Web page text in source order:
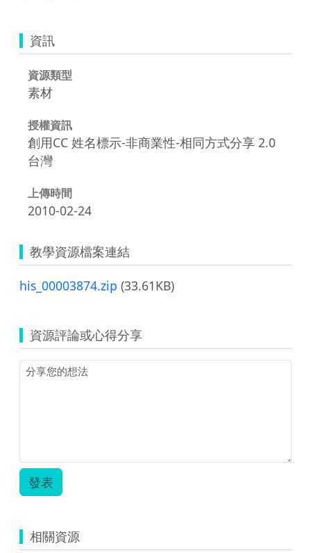
資訊
資源類型
素材
授權資訊
創用CC 姓名標示-非商業性-相同方式分享 2.0
台灣
上傳時間
2010-02-24
教學資源檔案連結
his_00003874.zip (33.61KB)
資源評論或心得分享
發表
相關資源